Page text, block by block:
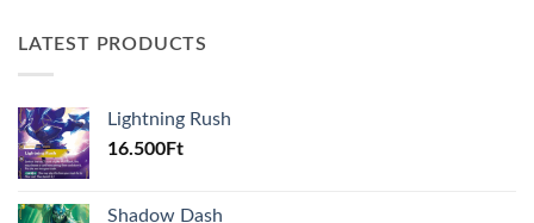
LATEST PRODUCTS
Lightning Rush
16.500Ft
Shadow Dash